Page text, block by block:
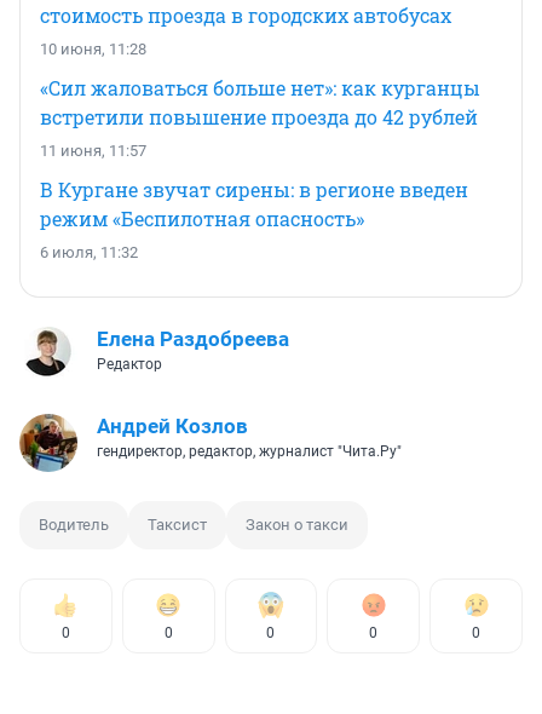
стоимость проезда в городских автобусах
10 июня, 11:28
«Сил жаловаться больше нет»: как курганцы
встретили повышение проезда до 42 рублей
11 июня, 11:57
В Кургане звучат сирены: в регионе введен
режим «Беспилотная опасность»
6 июля, 11:32
Елена Раздобреева
Редактор
Андрей Козлов
гендиректор, редактор, журналист "Чита.Ру"
Водитель Таксист Закон о такси
0 0 0 0 0